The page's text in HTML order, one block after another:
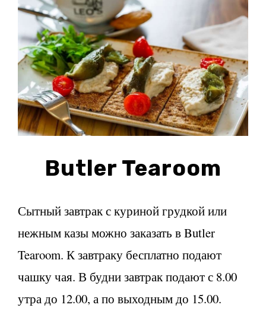
Butler Tearoom
Сытный завтрак с куриной грудкой или
нежным казы можно заказать в Butler
Tearoom. К завтраку бесплатно подают
чашку чая. В будни завтрак подают с 8.00
утра до 12.00, а по выходным до 15.00.